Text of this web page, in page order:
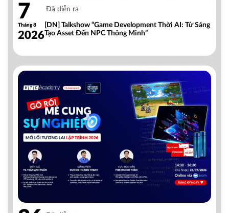
7
Tháng 8
2026
Đã diễn ra
[DN] Talkshow “Game Development Thời AI: Từ Sáng
Tạo Asset Đến NPC Thông Minh”